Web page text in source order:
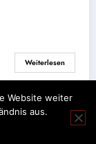
Weiterlesen
Website weiter
aus.